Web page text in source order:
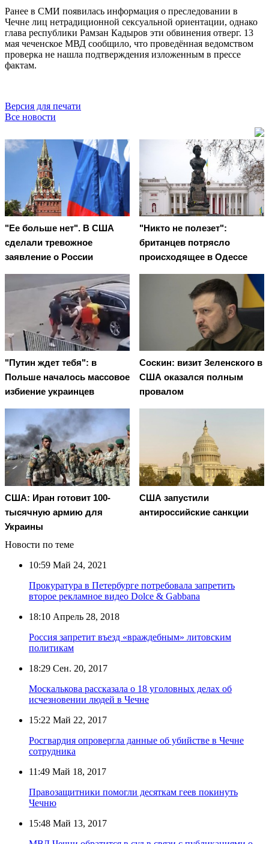
Ранее в СМИ появилась информация о преследовании в
Чечне лиц нетрадиционной сексуальной ориентации, однако
глава республики Рамзан Кадыров эти обвинения отверг. 13
мая чеченское МВД сообщило, что проведённая ведомством
проверка не нашла подтверждения изложенным в прессе
фактам.
Версия для печати
Все новости
"Ее больше нет". В США
сделали тревожное
заявление о России
"Никто не полезет":
британцев потрясло
происходящее в Одессе
"Путин ждет тебя": в
Польше началось массовое
избиение украинцев
Соскин: визит Зеленского в
США оказался полным
провалом
США: Иран готовит 100-
тысячную армию для
Украины
США запустили
антироссийские санкции
Новости по теме
10:59 Май 24, 2021
Прокуратура в Петербурге потребовала запретить
второе рекламное видео Dolce & Gabbana
18:10 Апрель 28, 2018
Россия запретит въезд «враждебным» литовским
политикам
18:29 Сен. 20, 2017
Москалькова рассказала о 18 уголовных делах об
исчезновении людей в Чечне
15:22 Май 22, 2017
Росгвардия опровергла данные об убийстве в Чечне
сотрудника
11:49 Май 18, 2017
Правозащитники помогли десяткам геев покинуть
Чечню
15:48 Май 13, 2017